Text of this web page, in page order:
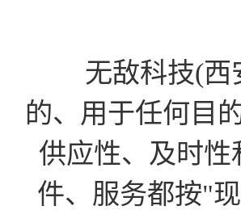
无敌科技(西安
的、用于任何目
供应性、及时
件、服务都按"